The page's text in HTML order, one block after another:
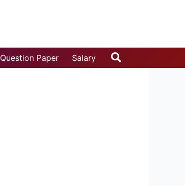
Question Paper Salary Search